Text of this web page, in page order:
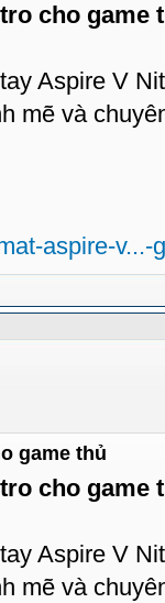
cho game
Aspire V
mẽ và
aspire-v...-
game thủ
cho game
Aspire V
mẽ và